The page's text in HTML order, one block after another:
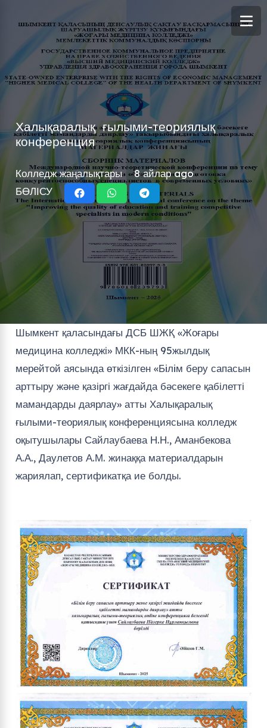
Халықаралық ғылыми-теориялық
конференция
Колледж жаңалықтары
8 айлар ago
БӨЛІСУ
Шымкент қаласындағы ДСБ ШЖҚ «Жоғары
медицина колледжі» МКК-ның 95жылдық
мерейтой аясында өткізілген «Бiлiм беру сапасын
арттыру және қазіргі жағдайда бәсекеге қабілетті
мамандарды даярлау» атты Халықаралық
ғылыми-теориялық конференциясына колледж
оқытушылары Сайлаубаева Н.Н., Аманбекова
А.А., Даулетов А.М. жинаққа материалдарын
жариялап, сертификатқа ие болды.